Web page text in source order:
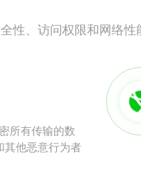
性、访问权限和网络性
所有传输的数
其他恶意行为者